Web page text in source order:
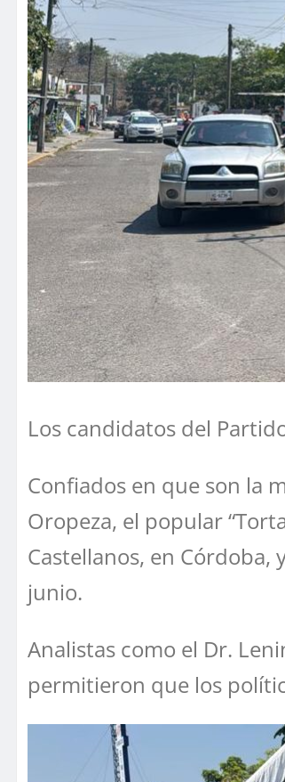
Los candidatos del
Confiados en que son la
Oropeza, el popular
Castellanos, en
junio.
Analistas como el Dr.
permitieron que los